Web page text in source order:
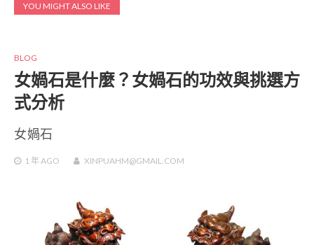
YOU MIGHT ALSO LIKE
BLOG
女媧石是什麼？女媧石的功效與挑選方
式分析
女媧石
1 年AGO XINPUAHM@GMAIL.COM